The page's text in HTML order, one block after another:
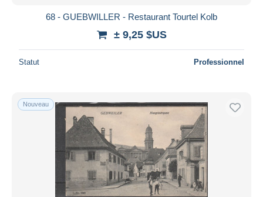
68 - GUEBWILLER - Restaurant Tourtel Kolb
± 9,25 $US
Statut Professionnel
Nouveau